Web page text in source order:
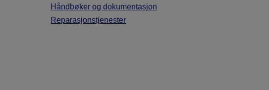
Håndbøker og dokumentasjon
Reparasjonstjenester